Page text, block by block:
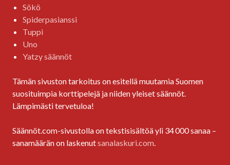
Sökö
Spiderpasianssi
Tuppi
Uno
Yatzy säännöt
Tämän sivuston tarkoitus on esitellä muutamia Suomen
suosituimpia korttipelejä ja niiden yleiset säännöt.
Lämpimästi tervetuloa!
Säännöt.com-sivustolla on tekstisisältöä yli 34 000 sanaa –
sanamäärän on laskenutsanalaskuri.com